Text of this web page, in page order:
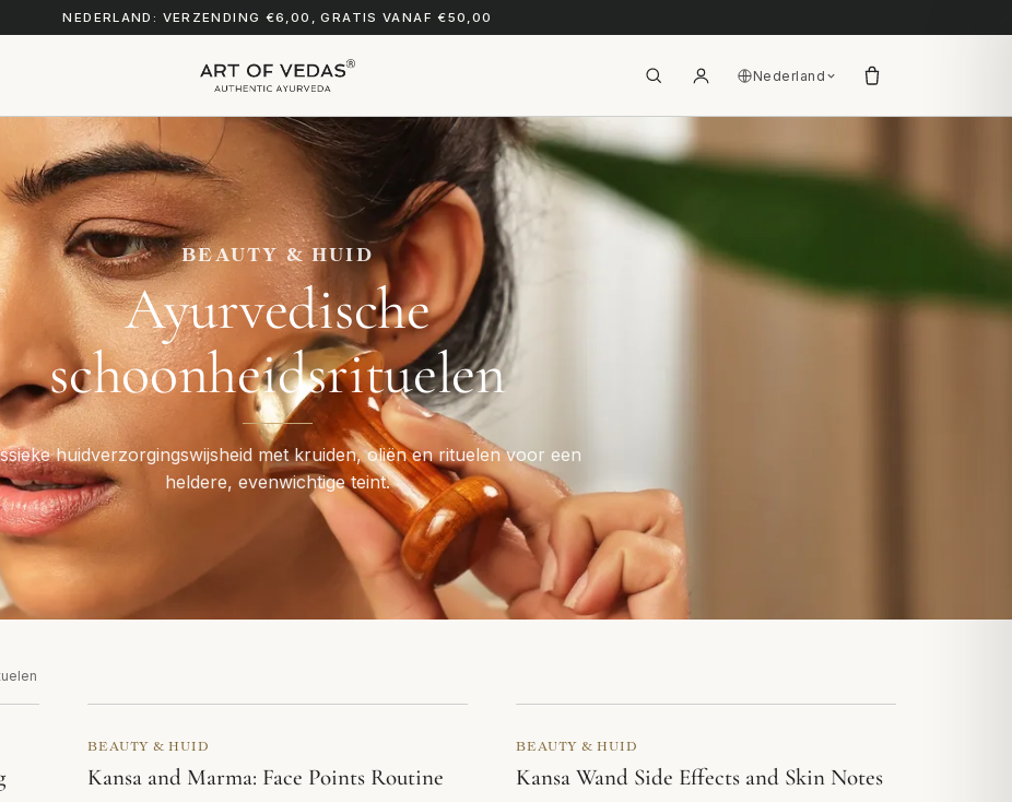
NEDERLAND: VERZENDING €6,00, GRATIS VANAF €50,00
Nederland
BEAUTY & HUID
Ayurvedische
schoonheidsrituelen
huidverzorgingswijsheid met kruiden, oliën en rituelen voor een
heldere, evenwichtige teint.
BEAUTY & HUID
Kansa and Marma: Face Points Routine
BEAUTY & HUID
Kansa Wand Side Effects and Skin Notes